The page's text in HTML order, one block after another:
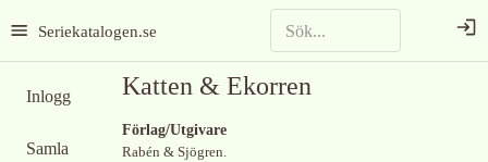
Seriekatalogen.se
Inlogg
Samla
Katten & Ekorren
Förlag/Utgivare
Rabén & Sjögren.